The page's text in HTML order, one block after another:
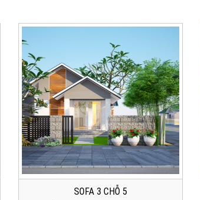
SOFA 3 CHỖ 5